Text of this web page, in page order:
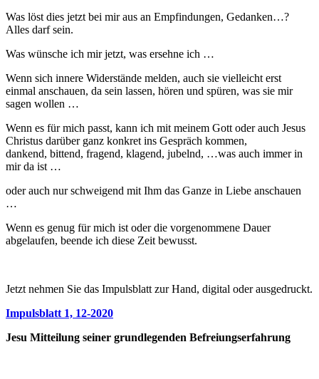
Was löst dies jetzt bei mir aus an Empfindungen, Gedanken…?
Alles darf sein.
Was wünsche ich mir jetzt, was ersehne ich …
Wenn sich innere Widerstände melden, auch sie vielleicht erst
einmal anschauen, da sein lassen, hören und spüren, was sie mir
sagen wollen …
Wenn es für mich passt, kann ich mit meinem Gott oder auch Jesus
Christus darüber ganz konkret ins Gespräch kommen,
dankend, bittend, fragend, klagend, jubelnd, …was auch immer in
mir da ist …
oder auch nur schweigend mit Ihm das Ganze in Liebe anschauen
…
Wenn es genug für mich ist oder die vorgenommene Dauer
abgelaufen, beende ich diese Zeit bewusst.
Jetzt nehmen Sie das Impulsblatt zur Hand, digital oder ausgedruckt.
Impulsblatt 1, 12-2020
Jesu Mitteilung seiner grundlegenden Befreiungserfahrung